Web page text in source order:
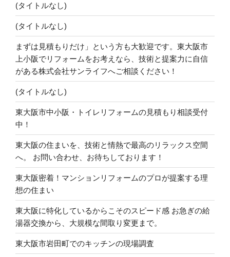
(タイトルなし)
(タイトルなし)
まずは見積もりだけ」という方も大歓迎です。東大阪市
上小阪でリフォームをお考えなら、技術と提案力に自信
がある株式会社サンライフへご相談ください！
(タイトルなし)
東大阪市中小阪・トイレリフォームの見積もり相談受付
中！
東大阪の住まいを、技術と情熱で最高のリラックス空間
へ。 お問い合わせ、お待ちしております！
東大阪密着！マンションリフォームのプロが提案する理
想の住まい
東大阪に特化しているからこそのスピード感 お急ぎの給
湯器交換から、大規模な間取り変更まで。
東大阪市岩田町でのキッチンの現場調査